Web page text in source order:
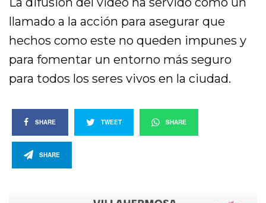
llamado a la acción para asegurar que
hechos como este no queden impunes y
para fomentar un entorno más seguro
para todos los seres vivos en la ciudad.
SHARE TWEET SHARE
SHARE